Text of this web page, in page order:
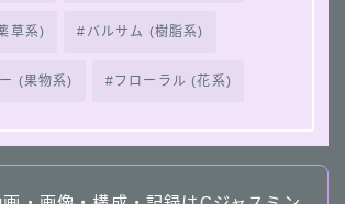
草系) バルサム (樹脂系)
(果物系) フローラル (花系)